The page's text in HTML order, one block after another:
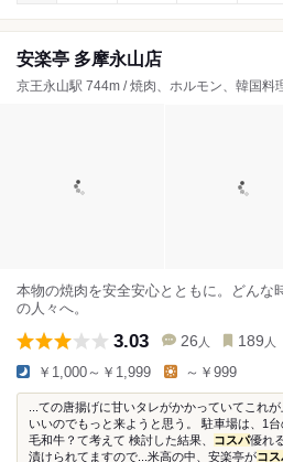
安楽亭 多摩永山店
京王永山駅 744m / 焼肉、ホルモン、韓国料
本物の焼肉を安全安心とともに。どんな
の人々へ。
3.03 26 人 189 人
￥1,000～￥1,999 ～￥999
...ての唐揚げに甘いタレがかかっていてこれ
いいのでもっと来ようと思う。 駐車場は、1
毛和牛？て考えて 検討した結果、 コスパ優れ
漬けられてますので...米高の中、安楽亭がコス